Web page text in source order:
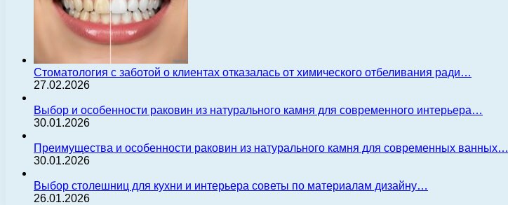
Стоматология с заботой о клиентах отказалась от химического отбеливания ради…
27.02.2026
Выбор и особенности раковин из натурального камня для современного интерьера…
30.01.2026
Преимущества и особенности раковин из натурального камня для современных ванных…
30.01.2026
Выбор столешниц для кухни и интерьера советы по материалам дизайну…
26.01.2026